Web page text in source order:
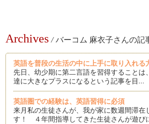
Archives / バーコム 麻衣子さんの記
英語を普段の生活の中に上手に取り入れる
先日、幼少期に第二言語を習得することは
達に大きなプラスになるという記事を目…
英語圏での経験は、英語習得に必須
来月私の生徒さんが、我が家に数週間滞在
す！ ４年間指導してきた生徒さんが遊び